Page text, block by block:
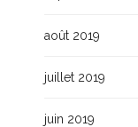
août 2019
juillet 2019
juin 2019